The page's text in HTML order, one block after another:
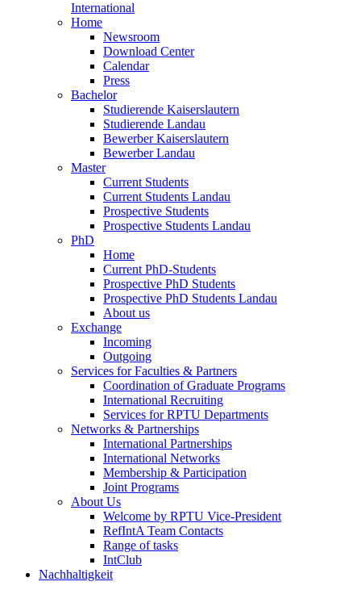
International
Home
Newsroom
Download Center
Calendar
Press
Bachelor
Studierende Kaiserslautern
Studierende Landau
Bewerber Kaiserslautern
Bewerber Landau
Master
Current Students
Current Students Landau
Prospective Students
Prospective Students Landau
PhD
Home
Current PhD-Students
Prospective PhD Students
Prospective PhD Students Landau
About us
Exchange
Incoming
Outgoing
Services for Faculties & Partners
Coordination of Graduate Programs
International Recruiting
Services for RPTU Departments
Networks & Partnerships
International Partnerships
International Networks
Membership & Participation
Joint Programs
About Us
Welcome by RPTU Vice-President
RefIntA Team Contacts
Range of tasks
IntClub
Nachhaltigkeit